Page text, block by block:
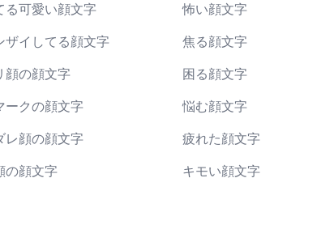
る可愛い顔文字
ザイしてる顔文字
顔の顔文字
ークの顔文字
レ顔の顔文字
の顔文字
怖い顔文字
焦る顔文字
困る顔文字
悩む顔文字
疲れた顔文字
キモい顔文字